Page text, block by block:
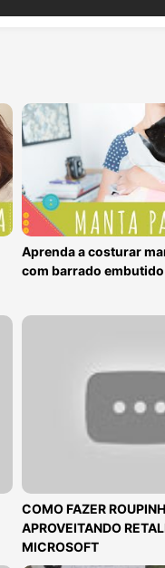
Aprenda a costurar
com barrado embutido
COMO FAZER
APROVEITANDO
MICROSOFT